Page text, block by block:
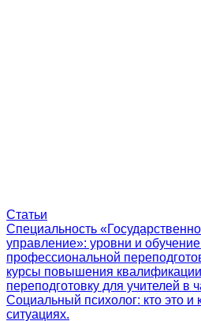
Статьи
Специальность
управление»: уровни и обучение
профессиональной
курсы повышения квалификации
переподготовку для учителей в
Социальный психолог: кто это и
ситуациях.